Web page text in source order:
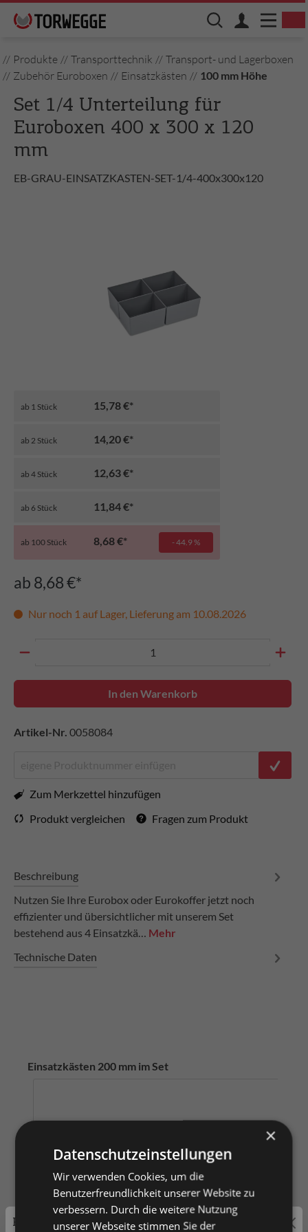
// Produkte // Transporttechnik // Transport- und Lagerboxen
// Zubehör Euroboxen // Einsatzkästen // 100 mm Höhe
Set 1/4 Unterteilung für
Euroboxen 400 x 300 x 120
mm
EB-GRAU-EINSATZKASTEN-SET-1/4-400x300x120
ab 8,68 €*
Nur noch 1 auf Lager, Lieferung am 10.08.2026
In den Warenkorb
Artikel-Nr. 0058084
Zum Merkzettel hinzufügen
Produkt vergleichen
Fragen zum Produkt
ab 1 Stück 15,78 €*
ab 2 Stück 14,20 €*
ab 4 Stück 12,63 €*
ab 6 Stück 11,84 €*
ab 100 Stück 8,68 €* - 44.9 %
Beschreibung
Nutzen Sie Ihre Eurobox oder Eurokoffer jetzt noch
effizienter und übersichtlicher mit unserem Set
bestehend aus 4 Einsatzkä… Mehr
Technische Daten
Einsatzkästen 200 mm im Set
Preisauszeichnung
×
Datenschutzeinstellungen
Wir verwenden Cookies, um die
Benutzerfreundlichkeit unserer Website zu
verbessern. Durch die weitere Nutzung
unserer Webseite stimmen Sie der